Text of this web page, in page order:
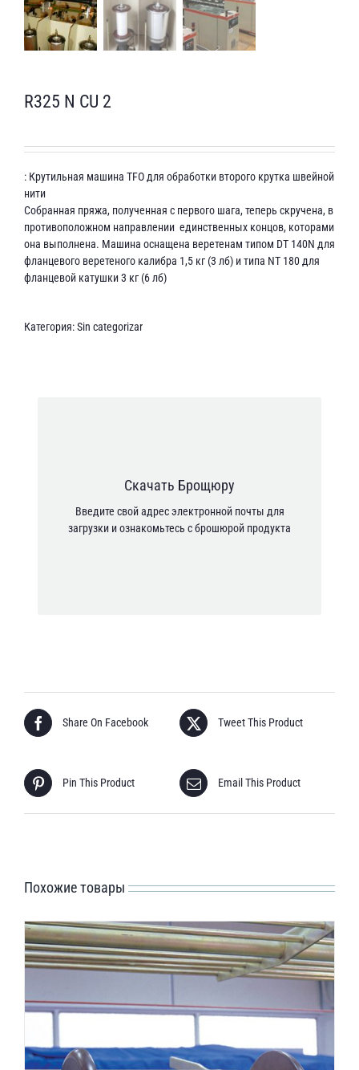
R325 N CU 2
: Крутильная машина TFO для обработки второго крутка швейной
нити
Собранная пряжа, полученная с первого шага, теперь скручена, в
противоположном направлении единственных концов, которами
она выполнена. Машина оснащена веретенам типом DT 140N для
фланцевого веретеного калибра 1,5 кг (3 лб) и типа NT 180 для
фланцевой катушки 3 кг (6 лб)
Категория:Sin categorizar
Скачать Брощюру
Введите свой адрес электронной почты для
загрузки и ознакомьтесь с брошюрой продукта
Я согласен с тем, что мои личные данные
конфиденциальности.
[anr_nocaptcha g-recaptcha-response]
Share On Facebook Tweet This Product
Pin This Product Email This Product
Похожие товары